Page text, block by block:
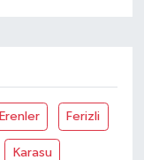
Erenler Ferizli
Karasu